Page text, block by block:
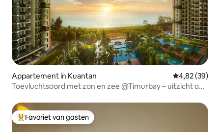
Appartement in Kuantan Gemiddelde
4,82 (39)
Toevluchtsoord met zon en zee @Timurbay – uitzicht op
Topfavoriet van gasten
Favoriet van gasten